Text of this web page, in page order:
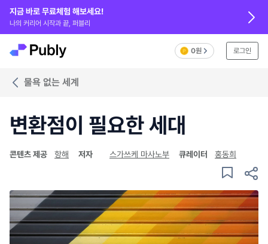
지금 바로 무료체험 해보세요!
나의 커리어 시작과 끝, 퍼블리
0원 로그인
물욕 없는 세계
변환점이 필요한 세대
콘텐츠 제공 항해 저자 스가쓰케 마사노부 큐레이터 홍동희